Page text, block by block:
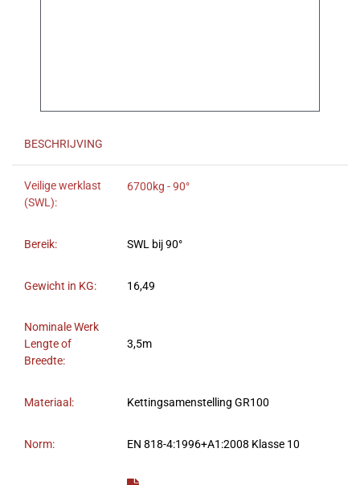
BESCHRIJVING
Veilige werklast
(SWL):
6700kg - 90°
Bereik: SWL bij 90°
Gewicht in KG: 16,49
Nominale Werk
Lengte of
Breedte:
3,5m
Materiaal: Kettingsamenstelling GR100
Norm: EN 818-4:1996+A1:2008 Klasse 10